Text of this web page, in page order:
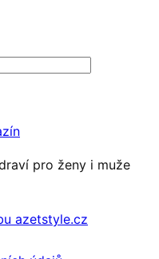
pro ženy i muže
azetstyle.cz